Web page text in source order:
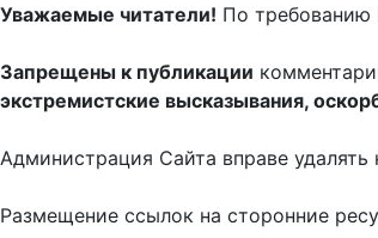
Уважаемые читатели! По требованию
Запрещены к публикации
экстремистские высказывания,
Администрация Сайта вправе
Размещение ссылок на сторонние